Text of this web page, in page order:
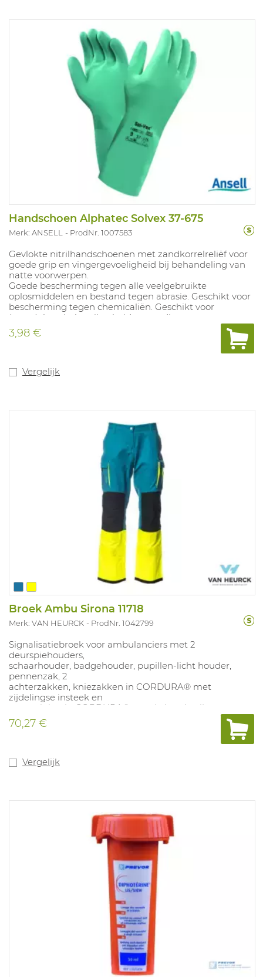
Handschoen Alphatec Solvex 37-675
Merk: ANSELL ProdNr. 1007583
Gevlokte nitrilhandschoenen met zandkorrelreliëf voor
goede grip en vingergevoeligheid bij behandeling van
natte voorwerpen.
Goede bescherming tegen alle veelgebruikte
oplosmiddelen en bestand tegen abrasie. Geschikt voor
bescherming tegen chemicaliën. Geschikt voor
(petro)chemische nijverheid en voedingssector.
Siliconenvrij. Geschikt voor gebruik in voedingsindustrie.
Kleuren: groen.
3,98 €
Vergelijk
Broek Ambu Sirona 11718
Merk: VAN HEURCK ProdNr. 1042799
Signalisatiebroek voor ambulanciers met 2
deurspiehouders,
schaarhouder, badgehouder, pupillen-licht houder,
pennenzak, 2
achterzakken, kniezakken in CORDURA® met
zijdelingse insteek en
versteviging in CORDURA® aan de broekspijpen.
Industrieel wasbaar op 75°
C. Combineerbaar met kniestukken (art. 1066122).
PES / 50% Katoen.
70,27 €
Vergelijk